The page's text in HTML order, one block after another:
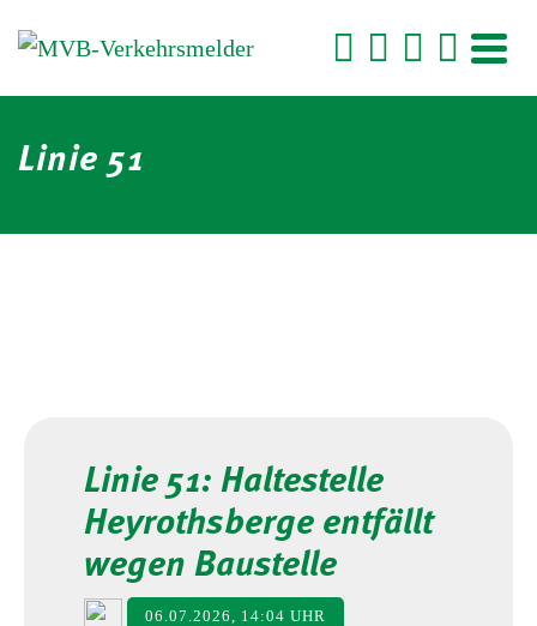
Linie 51
Linie 51: Haltestelle
Heyrothsberge entfällt
wegen Baustelle
06.07.2026, 14:04 UHR